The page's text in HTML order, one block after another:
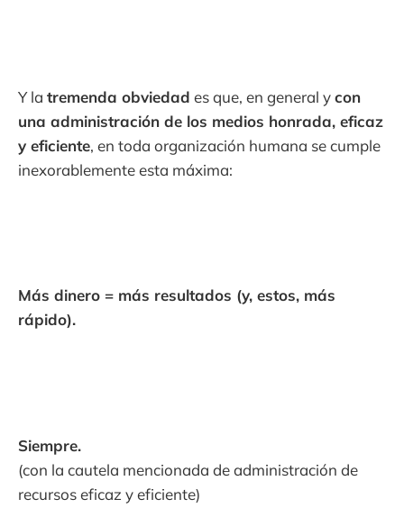
Y la tremenda obviedad es que, en general ycon
una administración de los medios honrada, eficaz
y eficiente, en toda organización humana se cumple
inexorablemente esta máxima:
Más dinero = más resultados (y, estos, más
rápido).
Siempre.
(con la cautela mencionada de administración de
recursos eficaz y eficiente)